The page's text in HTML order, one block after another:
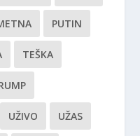
PUTIN
TEŠKA
UŽIVO UŽAS